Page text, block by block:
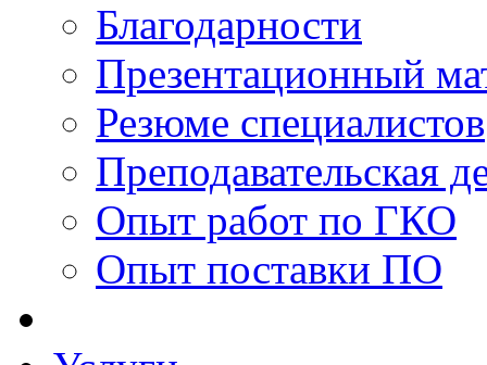
Благодарности
Презентационный
Резюме специалистов
Преподавательская
Опыт работ по ГКО
Опыт поставки ПО